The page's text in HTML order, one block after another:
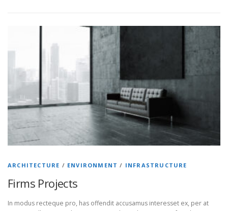
ARCHITECTURE / ENVIRONMENT / INFRASTRUCTURE
Firms Projects
In modus recteque pro, has offendit accusamus interesset ex, per at